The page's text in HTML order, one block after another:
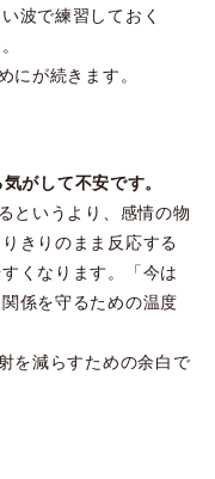
波で練習しておく
が続きます。
がして不安です。
というより、感情の物
きりのまま反応する
くなります。「今は
係を守るための温度
を減らすための余白で